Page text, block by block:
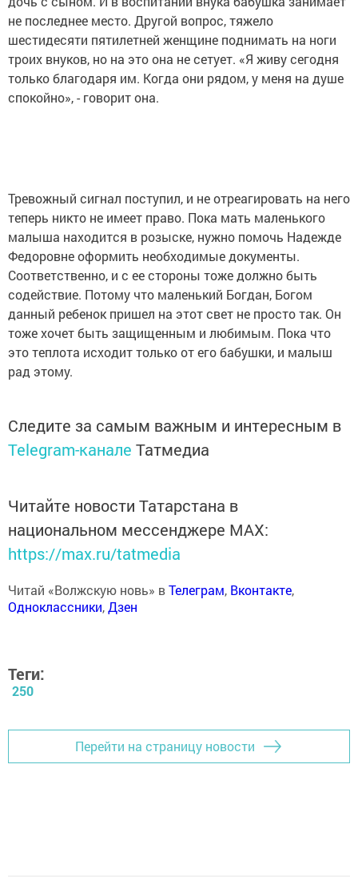
не последнее место. Другой вопрос, тяжело
шестидесяти пятилетней женщине поднимать на ноги
троих внуков, но на это она не сетует. «Я живу сегодня
только благодаря им. Когда они рядом, у меня на душе
спокойно», - говорит она.
Тревожный сигнал поступил, и не отреагировать на него
теперь никто не имеет право. Пока мать маленького
малыша находится в розыске, нужно помочь Надежде
Федоровне оформить необходимые документы.
Соответственно, и с ее стороны тоже должно быть
содействие. Потому что маленький Богдан, Богом
данный ребенок пришел на этот свет не просто так. Он
тоже хочет быть защищенным и любимым. Пока что
это теплота исходит только от его бабушки, и малыш
рад этому.
Следите за самым важным и интересным в
Telegram-канале Татмедиа
Читайте новости Татарстана в
национальном мессенджере MАХ:
https://max.ru/tatmedia
Читай «Волжскую новь» вТелеграм, Вконтакте,
Одноклассники,Дзен
Теги:
250
Перейти на страницу новости